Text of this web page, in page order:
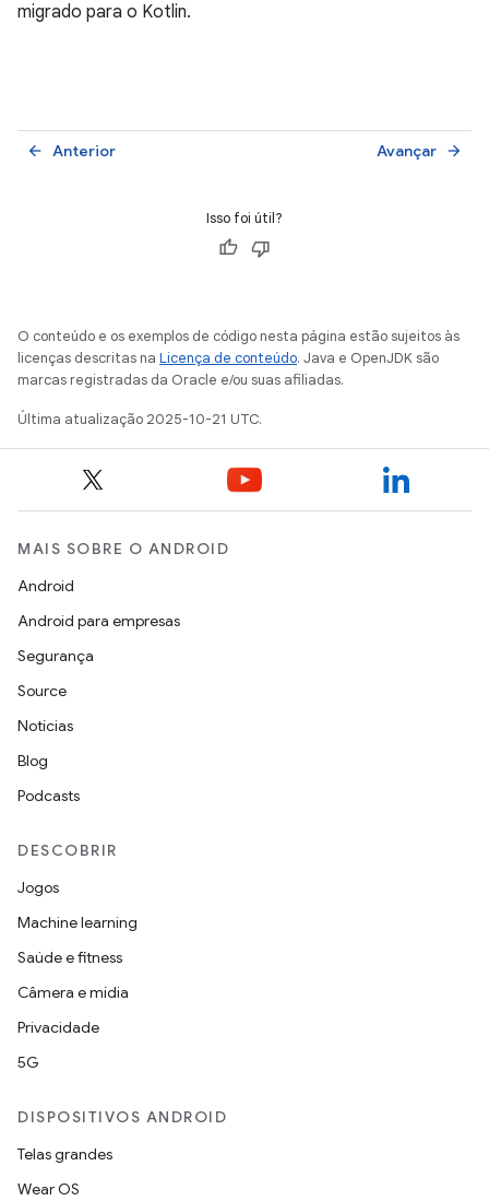
migrado para o Kotlin.
Anterior
arrow_back Avançar arrow_forward
Isso foi útil?
O conteúdo e os exemplos de código nesta página estão sujeitos às
licenças descritas na Licença de conteúdo. Java e OpenJDK são
marcas registradas da Oracle e/ou suas afiliadas.
Última atualização 2025-10-21 UTC.
MAIS SOBRE O ANDROID
Android
Android para empresas
Segurança
Source
Notícias
Blog
Podcasts
DESCOBRIR
Jogos
Machine learning
Saúde e fitness
Câmera e mídia
Privacidade
5G
DISPOSITIVOS ANDROID
Telas grandes
Wear OS